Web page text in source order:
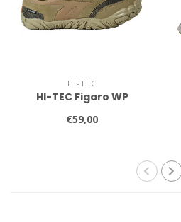
HI-TEC
HI-TEC Figaro WP
€59,00